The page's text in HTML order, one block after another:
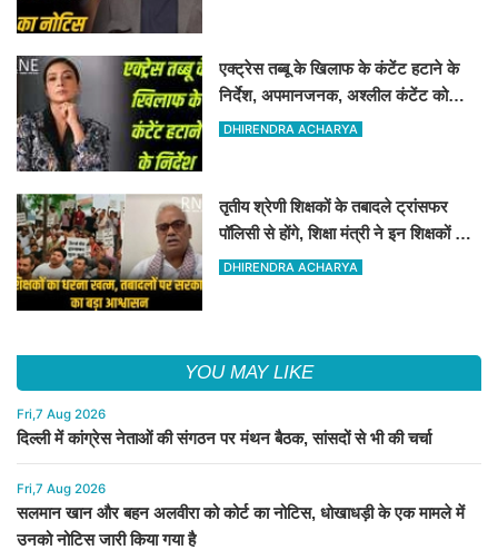
एक्ट्रेस तब्बू के खिलाफ के कंटेंट हटाने के
निर्देश, अपमानजनक, अश्लील कंटेंट को
हटाने का कोर्ट ने निर्देश दिया
DHIRENDRA ACHARYA
तृतीय श्रेणी शिक्षकों के तबादले ट्रांसफर
पॉलिसी से होंगे, शिक्षा मंत्री ने इन शिक्षकों के
संगठन को आश्वासन दिया
DHIRENDRA ACHARYA
YOU MAY LIKE
Fri,7 Aug 2026
दिल्ली में कांग्रेस नेताओं की संगठन पर मंथन बैठक, सांसदों से भी की चर्चा
Fri,7 Aug 2026
सलमान खान और बहन अलवीरा को कोर्ट का नोटिस, धोखाधड़ी के एक मामले में
उनको नोटिस जारी किया गया है